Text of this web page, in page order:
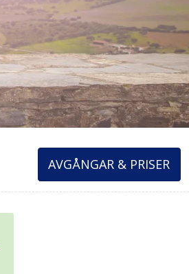
AVGÅNGAR & PRISER